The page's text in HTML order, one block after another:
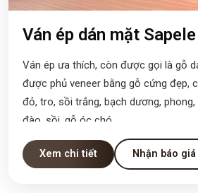
Ván ép dán mặt Sapele
Ván ép ưa thích, còn được gọi là gỗ
được phủ veneer bằng gỗ cứng đẹp,
đỏ, tro, sồi trắng, bạch dương,
đào, sồi, gỗ óc chó.
Xem chi tiết Nhận báo giá